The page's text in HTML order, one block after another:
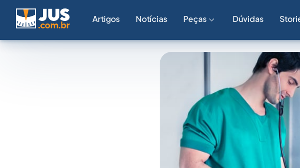
Artigos Notícias Peças Dúvidas